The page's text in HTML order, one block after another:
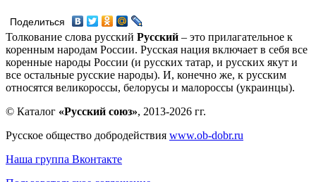
Поделиться
Толкование слова русский Русский – это прилагательное к
коренным народам России. Русская нация включает в себя все
коренные народы России (и русских татар, и русских якут и
все остальные русские народы). И, конечно же, к русским
относятся великороссы, белорусы и малороссы (украинцы).
© Каталог «Русский союз», 2013-2026 гг.
Русское общество добродействия www.ob-dobr.ru
Наша группа Вконтакте